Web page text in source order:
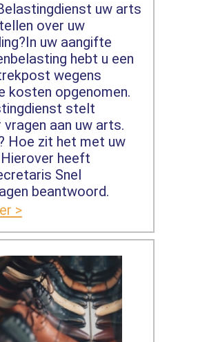
uw arts
over uw
uw aangifte
hebt u een
wegens
kosten opgenomen.
stelt
vragen aan uw arts.
Hoe zit het met uw
heeft
Snel
beantwoord.
>